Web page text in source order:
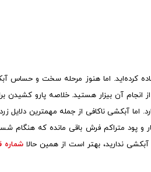
کرده‌اید. اما هنوز مرحله سخت و حساس
انجام آن بیزار هستید. خلاصه پارو
اما آبکشی ناکافی از جمله مهمترین
تار و پود متراکم فرش باقی مانده که
ندارید، بهتر است از همین حالاشماره